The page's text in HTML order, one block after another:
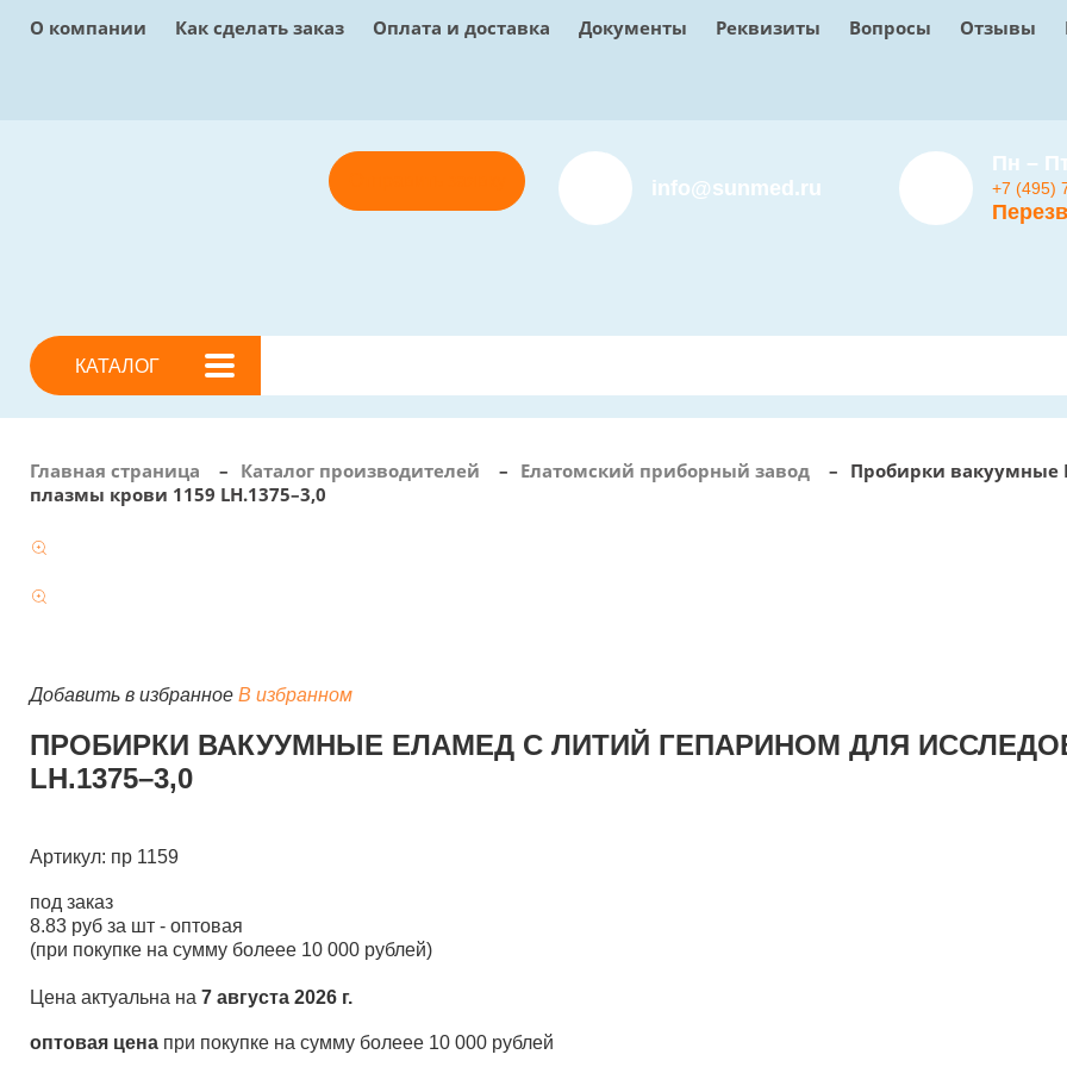
О компании Как сделать заказ Оплата и доставка Документы Реквизиты Вопросы Отзывы
info@sunmed.ru
Пн –
+7 (495)
КАТАЛОГ
Главная страница – Каталог производителей – Елатомский приборный завод – Пробирки вакуумные
плазмы крови 1159 LH.1375–3,0
Добавить в избранное В избранном
ПРОБИРКИ ВАКУУМНЫЕ ЕЛАМЕД С ЛИТИЙ ГЕПАРИНОМ ДЛЯ
LH.1375–3,0
Артикул: пр 1159
под заказ
8.83 руб за шт - оптовая
(при покупке на сумму болеее 10 000 рублей)
Цена актуальна на 7 августа 2026 г.
оптовая цена при покупке на сумму болеее 10 000 рублей